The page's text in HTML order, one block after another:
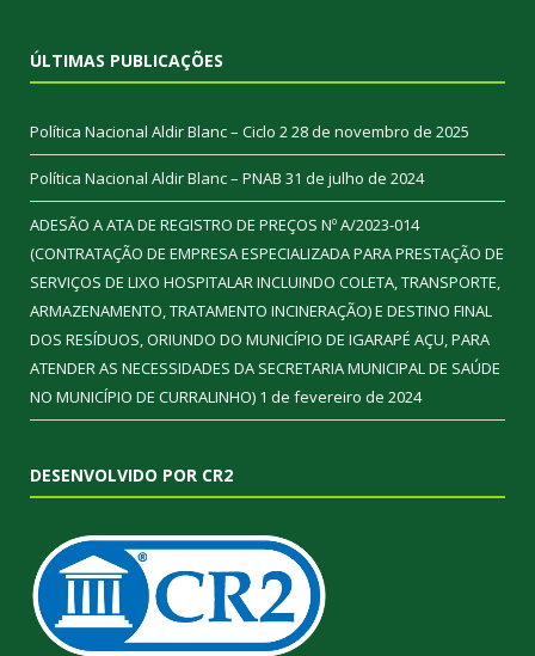
ÚLTIMAS PUBLICAÇÕES
Política Nacional Aldir Blanc – Ciclo 228 de novembro de 2025
Política Nacional Aldir Blanc – PNAB 31 de julho de 2024
ADESÃO A ATA DE REGISTRO DE PREÇOS Nº A/2023-014
(CONTRATAÇÃO DE EMPRESA ESPECIALIZADA PARA PRESTAÇÃO DE
SERVIÇOS DE LIXO HOSPITALAR INCLUINDO COLETA, TRANSPORTE,
ARMAZENAMENTO, TRATAMENTO INCINERAÇÃO) E DESTINO FINAL
DOS RESÍDUOS, ORIUNDO DO MUNICÍPIO DE IGARAPÉ AÇU, PARA
ATENDER AS NECESSIDADES DA SECRETARIA MUNICIPAL DE SAÚDE
NO MUNICÍPIO DE CURRALINHO) 1 de fevereiro de 2024
DESENVOLVIDO POR CR2